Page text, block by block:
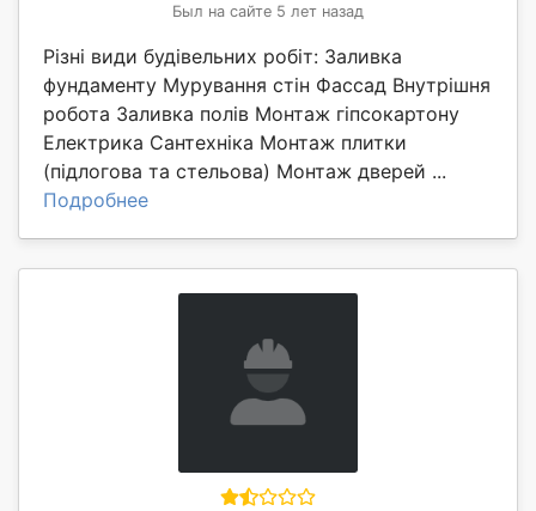
Был на сайте 5 лет назад
Різні види будівельних робіт: Заливка
фундаменту Мурування стін Фассад Внутрішня
робота Заливка полів Монтаж гіпсокартону
Електрика Сантехніка Монтаж плитки
(підлогова та стельова) Монтаж дверей ...
Подробнее